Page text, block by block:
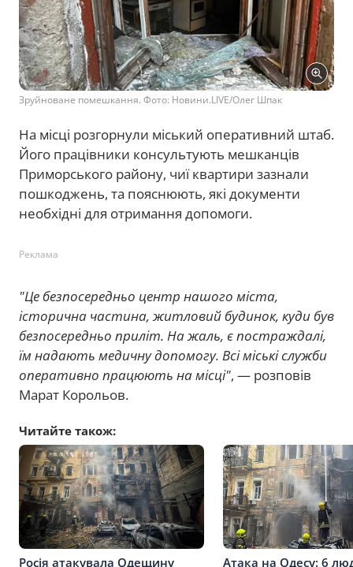
Зруйноване помешкання. Фото: Новини.LIVE/Олег Шпак
На місці розгорнули міський оперативний штаб.
Його працівники консультують мешканців
Приморського району, чиї квартири зазнали
пошкоджень, та пояснюють, які документи
необхідні для отримання допомоги.
Реклама
"Це безпосередньо центр нашого міста,
історична частина, житловий будинок, куди був
безпосередньо приліт. На жаль, є постраждалі,
їм надають медичну допомогу. Всі міські служби
оперативно працюють на місці", — розповів
Марат Корольов.
Читайте також:
Росія атакувала Одещину Атака на Одесу: 6